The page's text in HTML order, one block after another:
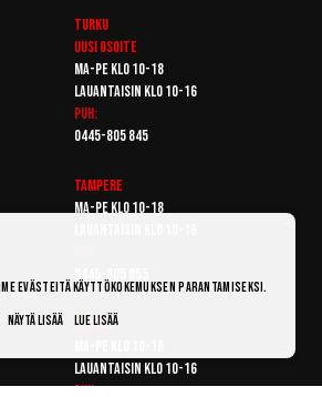
Turku
Uusi osoite
Ma-pe klo 10-18
Lauantaisin klo 10-16
Puh:
0445-805 845
Tampere
Ma-pe klo 10-18
Vantaa
Lauantaisin klo 10-16
Puh:
evästeitä käyttökokemuksen parantamiseksi.
Näytä lisää Lue lisää